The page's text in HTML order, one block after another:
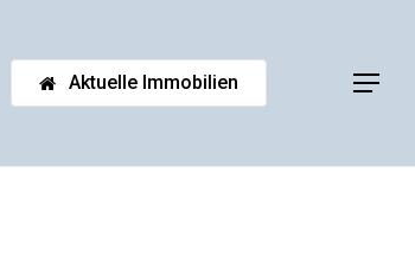
Aktuelle Immobilien Menu